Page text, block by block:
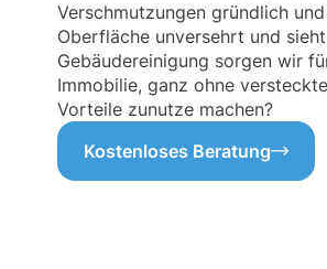
Verschmutzungen gründlich
Oberfläche unversehrt und
Gebäudereinigung sorgen wir
Immobilie, ganz ohne
Vorteile zunutze machen?
Kostenloses Beratung